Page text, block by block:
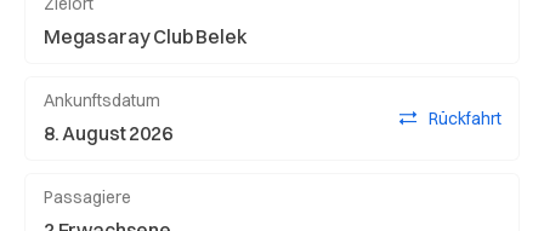
Ankunftsdatum
Rückfahrt
Passagiere